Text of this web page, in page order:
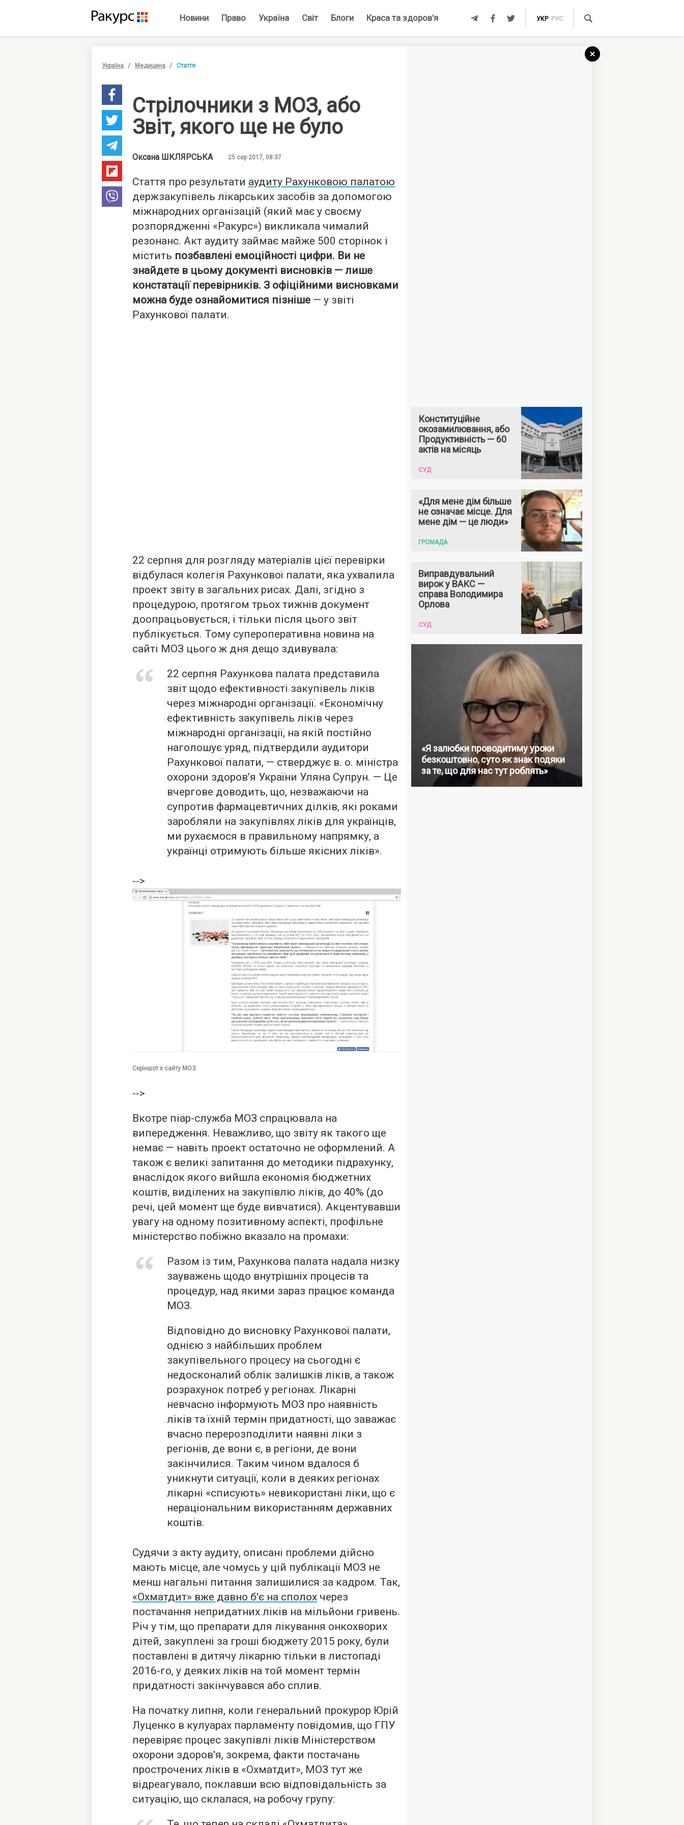
Новини Право Україна Світ Блоги Краса та здоров'я УКР РУС
Україна Медицина Стаття
Стрілочники з МОЗ, або
Звіт, якого ще не було
Оксана ШКЛЯРСЬКА 25 сер 2017, 08:37
Стаття про результати аудиту Рахунковою палатою
держзакупівель лікарських засобів за допомогою
міжнародних організацій (який має у своєму
розпорядженні «Ракурс») викликала чималий
резонанс. Акт аудиту займає майже 500 сторінок і
містить позбавлені емоційності цифри. Ви не
знайдете в цьому документі висновків — лише
констатації перевірників. З офіційними висновками
можна буде ознайомитися пізніше — у звіті
Рахункової палати.
22 серпня для розгляду матеріалів цієї перевірки
відбулася колегія Рахункової палати, яка ухвалила
проект звіту в загальних рисах. Далі, згідно з
процедурою, протягом трьох тижнів документ
доопрацьовується, і тільки після цього звіт
публікується. Тому супероперативна новина на
сайті МОЗ цього ж дня дещо здивувала:
22 серпня Рахункова палата представила
звіт щодо ефективності закупівель ліків
через міжнародні організації. «Економічну
ефективність закупівель ліків через
міжнародні організації, на якій постійно
наголошує уряд, підтвердили аудитори
Рахункової палати, — стверджує в. о. міністра
охорони здоров’я України Уляна Супрун. — Це
вчергове доводить, що, незважаючи на
супротив фармацевтичних ділків, які роками
заробляли на закупівлях ліків для українців,
ми рухаємося в правильному напрямку, а
українці отримують більше якісних ліків».
-->
Скріншот з сайту МОЗ
-->
Вкотре піар-служба МОЗ спрацювала на
випередження. Неважливо, що звіту як такого ще
немає — навіть проект остаточно не оформлений. А
також є великі запитання до методики підрахунку,
внаслідок якого вийшла економія бюджетних
коштів, виділених на закупівлю ліків, до 40% (до
речі, цей момент ще буде вивчатися). Акцентувавши
увагу на одному позитивному аспекті, профільне
міністерство побіжно вказало на промахи:
Разом із тим, Рахункова палата надала низку
зауважень щодо внутрішніх процесів та
процедур, над якими зараз працює команда
МОЗ.
Відповідно до висновку Рахункової палати,
однією з найбільших проблем
закупівельного процесу на сьогодні є
недосконалий облік залишків ліків, а також
розрахунок потреб у регіонах. Лікарні
невчасно інформують МОЗ про наявність
ліків та їхній термін придатності, що заважає
вчасно перерозподілити наявні ліки з
регіонів, де вони є, в регіони, де вони
закінчилися. Таким чином вдалося б
уникнути ситуації, коли в деяких регіонах
лікарні «списують» невикористані ліки, що є
нераціональним використанням державних
коштів.
Судячи з акту аудиту, описані проблеми дійсно
мають місце, але чомусь у цій публікації МОЗ не
менш нагальні питання залишилися за кадром. Так,
«Охматдит» вже давно б'є на сполох через
постачання непридатних ліків на мільйони гривень.
Річ у тім, що препарати для лікування онкохворих
дітей, закуплені за гроші бюджету 2015 року, були
поставлені в дитячу лікарню тільки в листопаді
2016-го, у деяких ліків на той момент термін
придатності закінчувався або сплив.
На початку липня, коли генеральний прокурор Юрій
Луценко в кулуарах парламенту повідомив, що ГПУ
перевіряє процес закупівлі ліків Міністерством
охорони здоров'я, зокрема, факти постачань
прострочених ліків в «Охматдит», МОЗ тут же
відреагувало, поклавши всю відповідальність за
ситуацію, що склалася, на робочу групу:
Конституційне
окозамилювання, або
Продуктивність — 60
актів на місяць
СУД
«Для мене дім більше
не означає місце. Для
мене дім — це люди»
ГРОМАДА
Виправдувальний
вирок у ВАКС —
справа Володимира
Орлова
СУД
«Я залюбки проводитиму уроки
безкоштовно, суто як знак подяки
за те, що для нас тут роблять»